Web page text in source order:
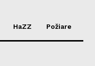
HaZZ Požiare